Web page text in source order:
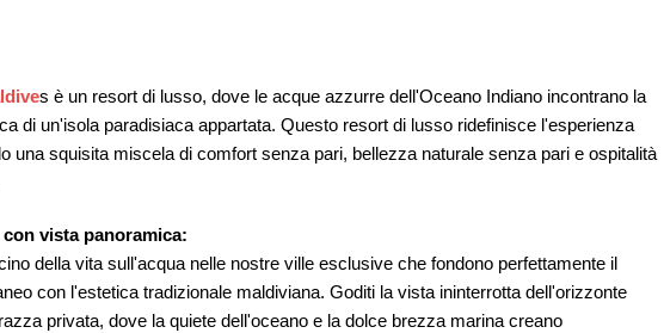
s è un resort di lusso, dove le acque azzurre dell'Oceano Indiano incontrano la
di un'isola paradisiaca appartata. Questo resort di lusso ridefinisce l'esperienza
una squisita miscela di comfort senza pari, bellezza naturale senza pari e ospitalità
vista panoramica:
della vita sull'acqua nelle nostre ville esclusive che fondono perfettamente il
con l'estetica tradizionale maldiviana. Goditi la vista ininterrotta dell'orizzonte
privata, dove la quiete dell'oceano e la dolce brezza marina creano